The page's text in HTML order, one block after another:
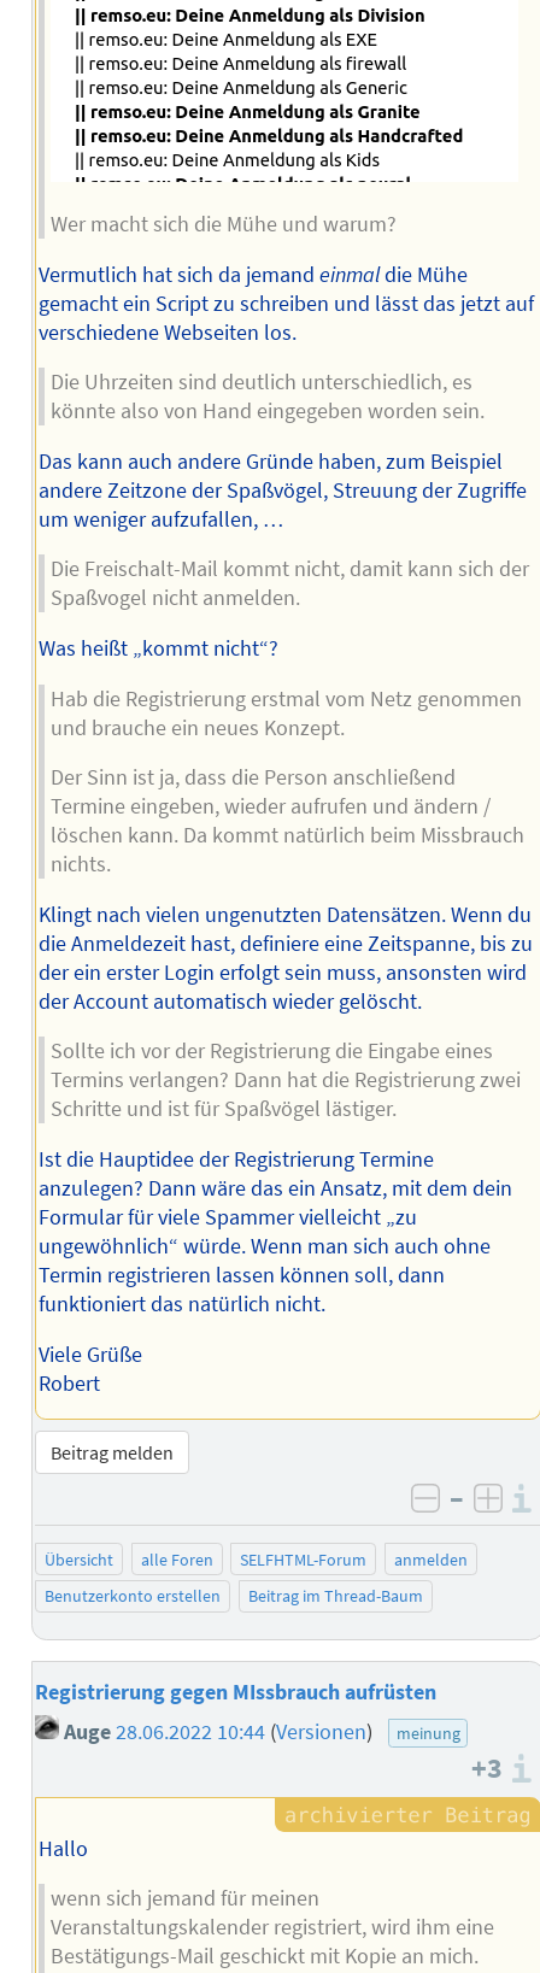
Wer macht sich die Mühe und warum?
Vermutlich hat sich da jemand einmaldie Mühe
gemacht ein Script zu schreiben und lässt das jetzt auf
verschiedene Webseiten los.
Die Uhrzeiten sind deutlich unterschiedlich, es
könnte also von Hand eingegeben worden sein.
Das kann auch andere Gründe haben, zum Beispiel
andere Zeitzone der Spaßvögel, Streuung der Zugriffe
um weniger aufzufallen, …
Die Freischalt-Mail kommt nicht, damit kann sich der
Spaßvogel nicht anmelden.
Was heißt „kommt nicht“?
Hab die Registrierung erstmal vom Netz genommen
und brauche ein neues Konzept.
Der Sinn ist ja, dass die Person anschließend
Termine eingeben, wieder aufrufen und ändern /
löschen kann. Da kommt natürlich beim Missbrauch
nichts.
Klingt nach vielen ungenutzten Datensätzen. Wenn du
die Anmeldezeit hast, definiere eine Zeitspanne, bis zu
der ein erster Login erfolgt sein muss, ansonsten wird
der Account automatisch wieder gelöscht.
Sollte ich vor der Registrierung die Eingabe eines
Termins verlangen? Dann hat die Registrierung zwei
Schritte und ist für Spaßvögel lästiger.
Ist die Hauptidee der Registrierung Termine
anzulegen? Dann wäre das ein Ansatz, mit dem dein
Formular für viele Spammer vielleicht „zu
ungewöhnlich“ würde. Wenn man sich auch ohne
Termin registrieren lassen können soll, dann
funktioniert das natürlich nicht.
Viele Grüße
Robert
Beitrag melden
negativ
–
Übersicht alle Foren SELFHTML-Forum
anmelden
Benutzerkonto erstellen
Beitrag im Thread-Baum
Registrierung gegen MIssbrauch aufrüsten
Auge28.06.2022 10:44 (Versionen) meinung
+3
Hallo
wenn sich jemand für meinen
Veranstaltungskalender registriert, wird ihm eine
Bestätigungs-Mail geschickt mit Kopie an mich.